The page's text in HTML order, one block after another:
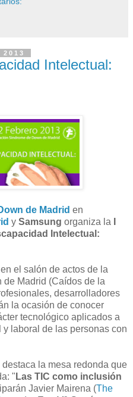
Intelectual:
de Madrid en
y Samsung organiza la
Intelectual:
el salón de actos de la
de Madrid (Caídos de la
desarrolladores
la ocasión de conocer
tecnológico aplicados a
y laboral de las personas con
la mesa redonda que
" Las TIC como inclusión
Javier Mairena (The